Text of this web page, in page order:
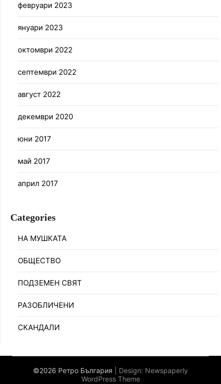
февруари 2023
януари 2023
октомври 2022
септември 2022
август 2022
декември 2020
юни 2017
май 2017
април 2017
Categories
НА МУШКАТА
ОБЩЕСТВО
ПОДЗЕМЕН СВЯТ
РАЗОБЛИЧЕНИ
СКАНДАЛИ
©2026 Ретро България | Design: Newspaperly
WordPress Theme